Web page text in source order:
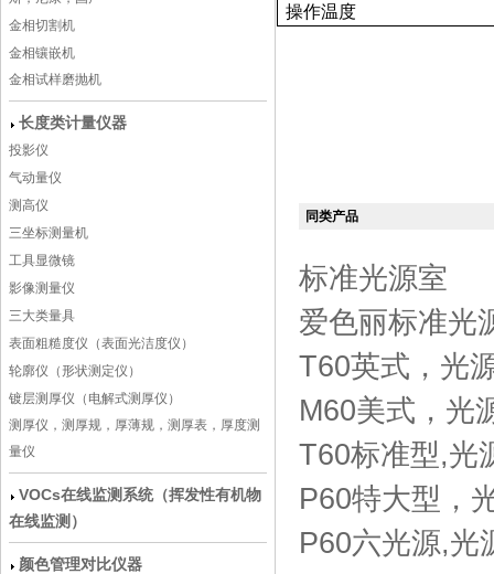
金相切割机
金相镶嵌机
金相试样磨抛机
长度类计量仪器
投影仪
气动量仪
测高仪
三坐标测量机
工具显微镜
影像测量仪
三大类量具
表面粗糙度仪（表面光洁度仪）
轮廓仪（形状测定仪）
镀层测厚仪（电解式测厚仪）
测厚仪，测厚规，厚薄规，测厚表，厚度测
量仪
VOCs在线监测系统（挥发性有机物
在线监测）
颜色管理对比仪器
操作温度
同类产品
标准光源室
爱色丽标准光
T60英式，光
M60美式，光
T60标准型,光
P60特大型，
P60六光源,光